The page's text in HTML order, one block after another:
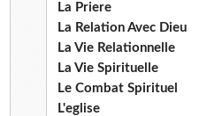
La Priere
La Relation Avec Dieu
La Vie Relationnelle
La Vie Spirituelle
Le Combat Spirituel
L'eglise